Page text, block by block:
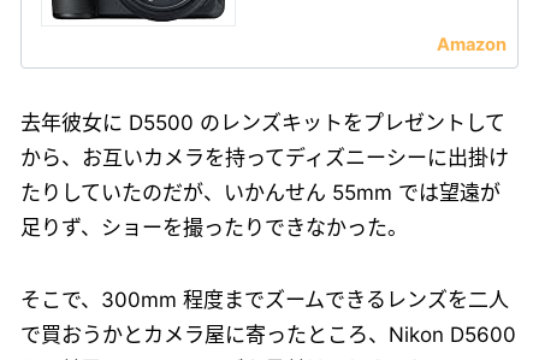
去年彼女に D5500 のレンズキットをプレゼントして
から、お互いカメラを持ってディズニーシーに出掛け
たりしていたのだが、いかんせん 55mm では望遠が
足りず、ショーを撮ったりできなかった。
そこで、300mm 程度までズームできるレンズを二人
で買おうかとカメラ屋に寄ったところ、Nikon D5600